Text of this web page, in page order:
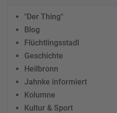
"Der Thing"
Blog
Flüchtlingsstadl
Geschichte
Heilbronn
Jahnke informiert
Kolumne
Kultur & Sport